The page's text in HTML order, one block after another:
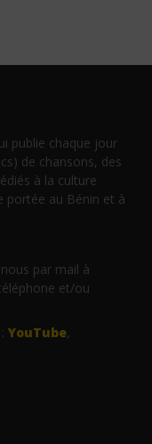
publie chaque jour
de chansons, des
à la culture
portée au Bénin et à
par mail à
et/ou
YouTube,